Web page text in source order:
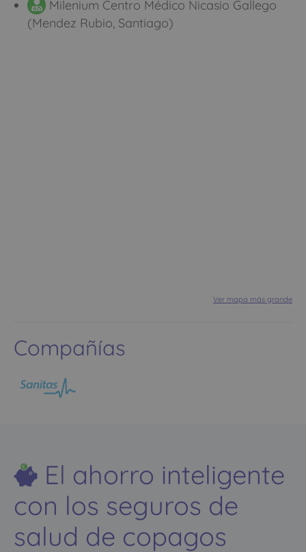
Milenium Centro Médico Nicasio Gallego
(Mendez Rubio, Santiago)
Ver mapa más grande
Compañías
El ahorro inteligente
con los seguros de
salud de copagos